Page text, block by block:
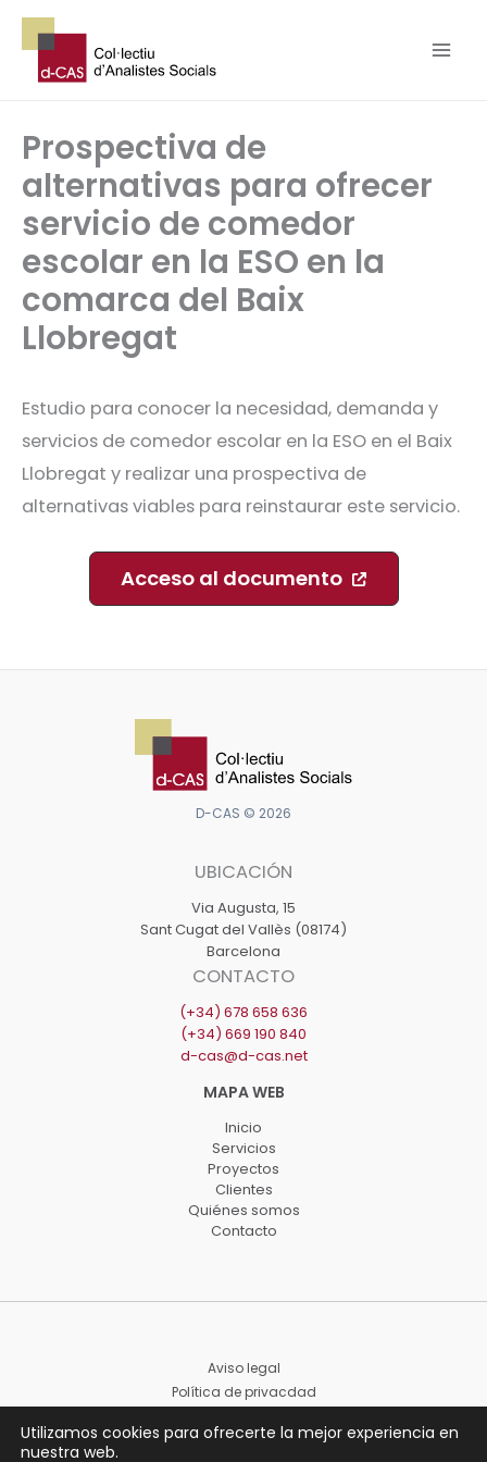
contenido
Prospectiva de
alternativas para ofrecer
servicio de comedor
escolar en la ESO en la
comarca del Baix
Llobregat
Estudio para conocer la necesidad, demanda y
servicios de comedor escolar en la ESO en el Baix
Llobregat y realizar una prospectiva de
alternativas viables para reinstaurar este servicio.
Acceso al documento
D-CAS © 2026
UBICACIÓN
Via Augusta, 15
Sant Cugat del Vallès (08174)
Barcelona
CONTACTO
(+34) 678 658 636
(+34) 669 190 840
d-cas@d-cas.net
Inicio
Servicios
Proyectos
Clientes
Quiénes somos
Contacto
Aviso legal
Política de privacdad
Utilizamos cookies para ofrecerte la mejor experiencia en
nuestra web.